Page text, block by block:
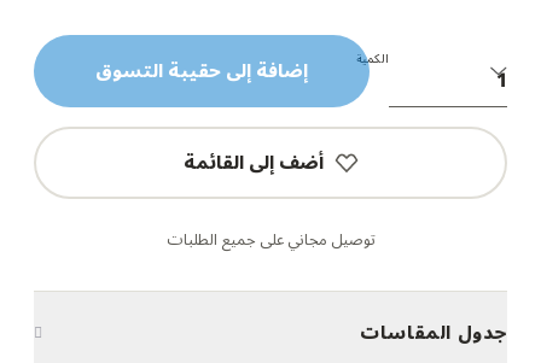
الكمية إضافة إلى حقيبة التسوق
أضف إلى القائمة
توصيل مجاني على جميع الطلبات
جدول المقاسات